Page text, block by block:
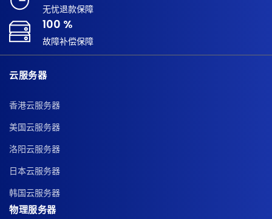
无忧退款保障
100 %
故障补偿保障
云服务器
香港云服务器
美国云服务器
洛阳云服务器
日本云服务器
韩国云服务器
物理服务器